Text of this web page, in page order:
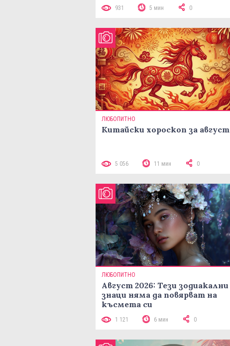
931 5 мин 0
ЛЮБОПИТНО
Китайски хороскоп за август
5 056 11 мин 0
ЛЮБОПИТНО
Август 2026: Тези зодиакални
знаци няма да повярват на
късмета си
1 121 6 мин 0